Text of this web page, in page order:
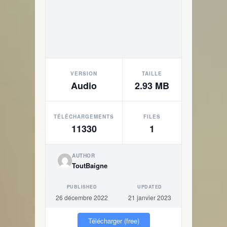
VERSION
Audio
TAILLE
2.93 MB
TÉLÉCHARGEMENTS
11330
FILES
1
AUTHOR
ToutBaigne
PUBLISHED
26 décembre 2022
UPDATED
21 janvier 2023
Télécharger (free)